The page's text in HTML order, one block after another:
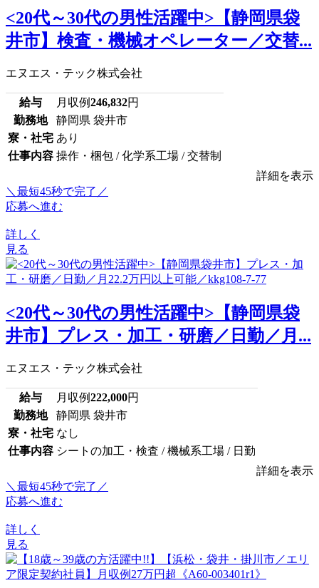
<20代～30代の男性活躍中>【静岡県袋
井市】検査・機械オペレーター／交替...
エヌエス・テック株式会社
給与 月収例246,832円
勤務地
静岡県 袋井市
寮・社宅 あり
仕事内容 操作・梱包 / 化学系工場 / 交替制
詳細を表示
＼最短45秒で完了／
応募へ進む
詳しく
見る
<20代～30代の男性活躍中>【静岡県袋
井市】プレス・加工・研磨／日勤／月...
エヌエス・テック株式会社
給与 月収例222,000円
勤務地
静岡県 袋井市
寮・社宅 なし
仕事内容 シートの加工・検査 / 機械系工場 / 日勤
詳細を表示
＼最短45秒で完了／
応募へ進む
詳しく
見る